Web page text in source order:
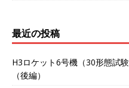
最近の投稿
H3ロケット6号機（30形態試
（後編）